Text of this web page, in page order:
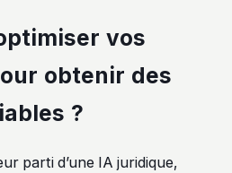
vos
obtenir des
?
parti d’une IA juridique,